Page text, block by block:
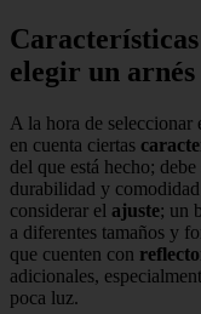
elegir un
A la hora de seleccionar
en cuenta ciertas
del que está hecho;
durabilidad y
considerar el ajuste; un
a diferentes tamaños y
que cuenten con
adicionales,
poca luz.